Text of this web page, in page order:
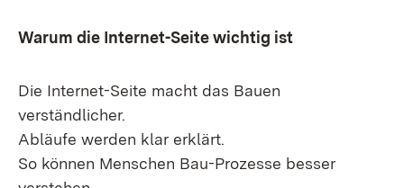
Warum die Internet-Seite wichtig ist
Die Internet-Seite macht das Bauen
verständlicher.
Abläufe werden klar erklärt.
So können Menschen Bau-Prozesse besser